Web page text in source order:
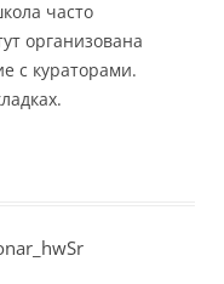
часто
организована
с кураторами.